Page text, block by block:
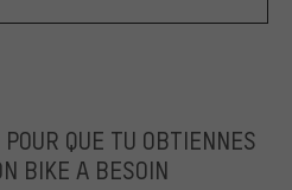
QUE TU OBTIENNES
BIKE A BESOIN